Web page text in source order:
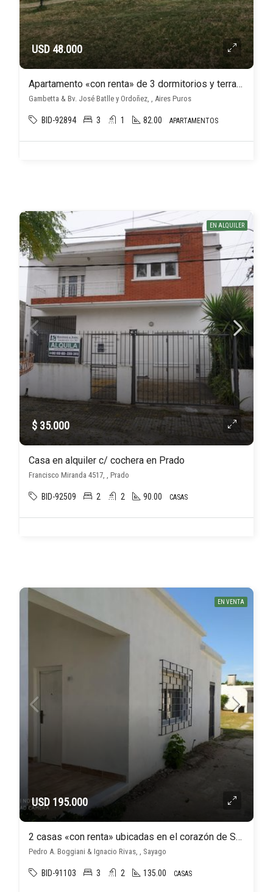
USD 48.000
Apartamento «con renta» de 3 dormitorios y terraza, próximo a Br Batlle y Ordoñez e Instrucciones
Gambetta & Bv. José Batlle y Ordoñez, , Aires Puros
BID-92894 3 1 82.00 APARTAMENTOS
EN ALQUILER
$ 35.000
Casa en alquiler c/ cochera en Prado
Francisco Miranda 4517, , Prado
BID-92509 2 2 90.00 CASAS
EN VENTA
USD 195.000
2 casas «con renta» ubicadas en el corazón de Sayago ( padrón único solar de 348 m2 ) a 200 mts de Cno Ariel
Pedro A. Boggiani & Ignacio Rivas, , Sayago
BID-91103 3 2 135.00 CASAS